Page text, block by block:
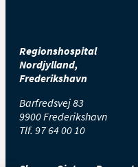
Regionshospital
Nordjylland,
Frederikshavn
Barfredsvej 83
9900 Frederikshavn
Tlf. 97 64 00 10